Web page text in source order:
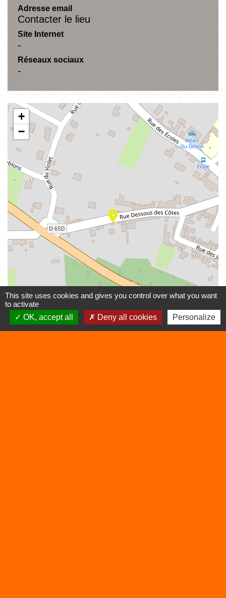
Adresse email
Contacter le lieu
Site Internet
-
Réseaux sociaux
-
location_on
+
−
This site uses cookies and gives you control over what you want
to activate
OK, accept all
Deny all cookies Personalize